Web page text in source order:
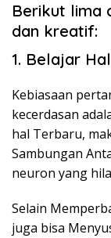
Berikut lima
dan kreatif:
1. Belajar
Kebiasaan
kecerdasan
hal Terbaru,
Sambungan
neuron yang
Selain
juga bisa